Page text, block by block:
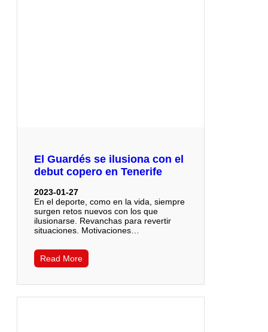
El Guardés se ilusiona con el
debut copero en Tenerife
2023-01-27
En el deporte, como en la vida, siempre
surgen retos nuevos con los que
ilusionarse. Revanchas para revertir
situaciones. Motivaciones…
Read More